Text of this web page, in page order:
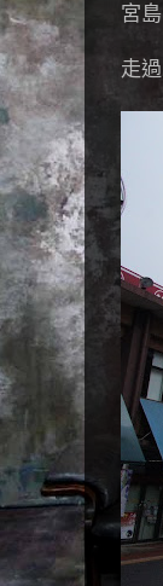
宮
走